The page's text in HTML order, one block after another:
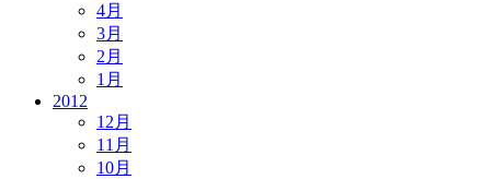
4月
3月
2月
1月
2012
12月
11月
10月